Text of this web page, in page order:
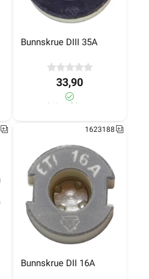
Bunnskrue DIII 35A
33,90
340+ på lager
Bunnskrue DII 16A
1623188